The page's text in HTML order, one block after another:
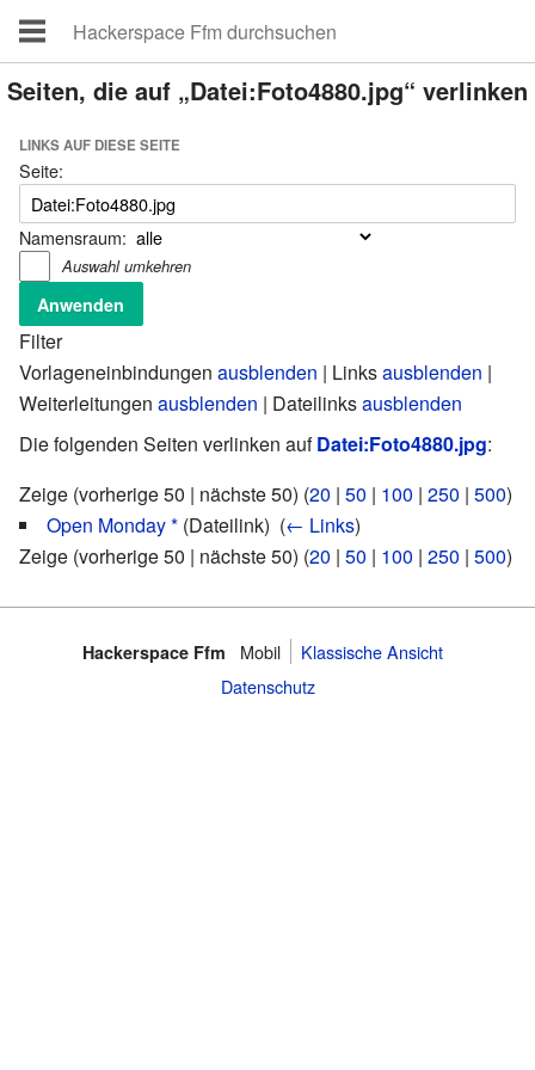
Seiten, die auf „Datei:Foto4880.jpg“ verlinken
LINKS AUF DIESE SEITE
Seite:
Namensraum:
Auswahl umkehren
Filter
Vorlageneinbindungen ausblenden | Linksausblenden |
Weiterleitungen ausblenden | Dateilinksausblenden
Die folgenden Seiten verlinken aufDatei:Foto4880.jpg:
Zeige (vorherige 50 | nächste 50) (20 | 50 | 100 | 250 | 500)
Open Monday * (Dateilink) ‎ (← Links)
Zeige (vorherige 50 | nächste 50) (20 | 50 | 100 | 250 | 500)
Hackerspace Ffm Mobil
Klassische Ansicht
Datenschutz